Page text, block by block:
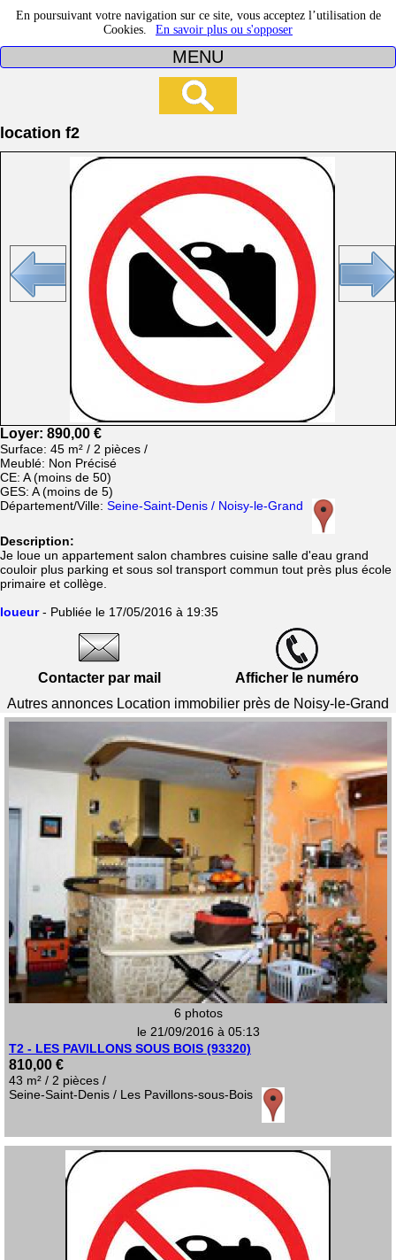
En poursuivant votre navigation sur ce site, vous acceptez l’utilisation de
Cookies.
En savoir plus ou s'opposer
MENU
location f2
Loyer: 890,00 €
Surface: 45 m² / 2 pièces /
Meublé: Non Précisé
CE: A (moins de 50)
GES: A (moins de 5)
Département/Ville: Seine-Saint-Denis / Noisy-le-Grand
Description:
Je loue un appartement salon chambres cuisine salle d'eau grand
couloir plus parking et sous sol transport commun tout près plus école
primaire et collège.
loueur- Publiée le 17/05/2016 à 19:35
Contacter par mail
Afficher le numéro
Autres annonces Location immobilier près de Noisy-le-Grand
6 photos
le 21/09/2016 à 05:13
T2 - LES PAVILLONS SOUS BOIS (93320)
810,00 €
43 m² / 2 pièces /
Seine-Saint-Denis / Les Pavillons-sous-Bois